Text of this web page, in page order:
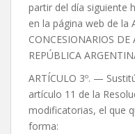
partir del día siguiente
en la página web de la
CONCESIONARIOS
REPÚBLICA
ARTÍCULO 3º. —
artículo 11 de la
modificatorias, el que
forma: